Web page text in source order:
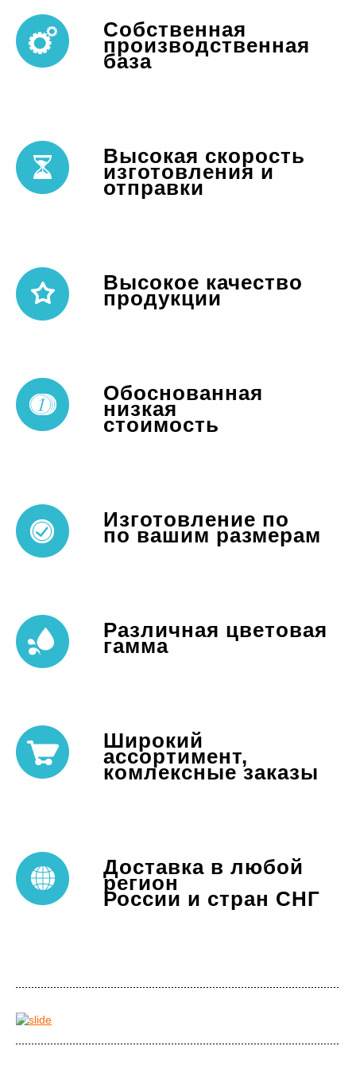
Собственная
производственная
база
Высокая скорость
изготовления и
отправки
Высокое качество
продукции
Обоснованная
низкая
стоимость
Изготовление по
по вашим размерам
Различная цветовая
гамма
Широкий
ассортимент,
комлексные заказы
Доставка в любой
регион
России и стран СНГ